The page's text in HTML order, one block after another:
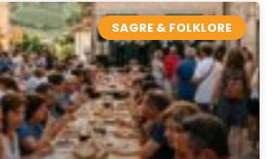
SAGRE & FOLKLORE